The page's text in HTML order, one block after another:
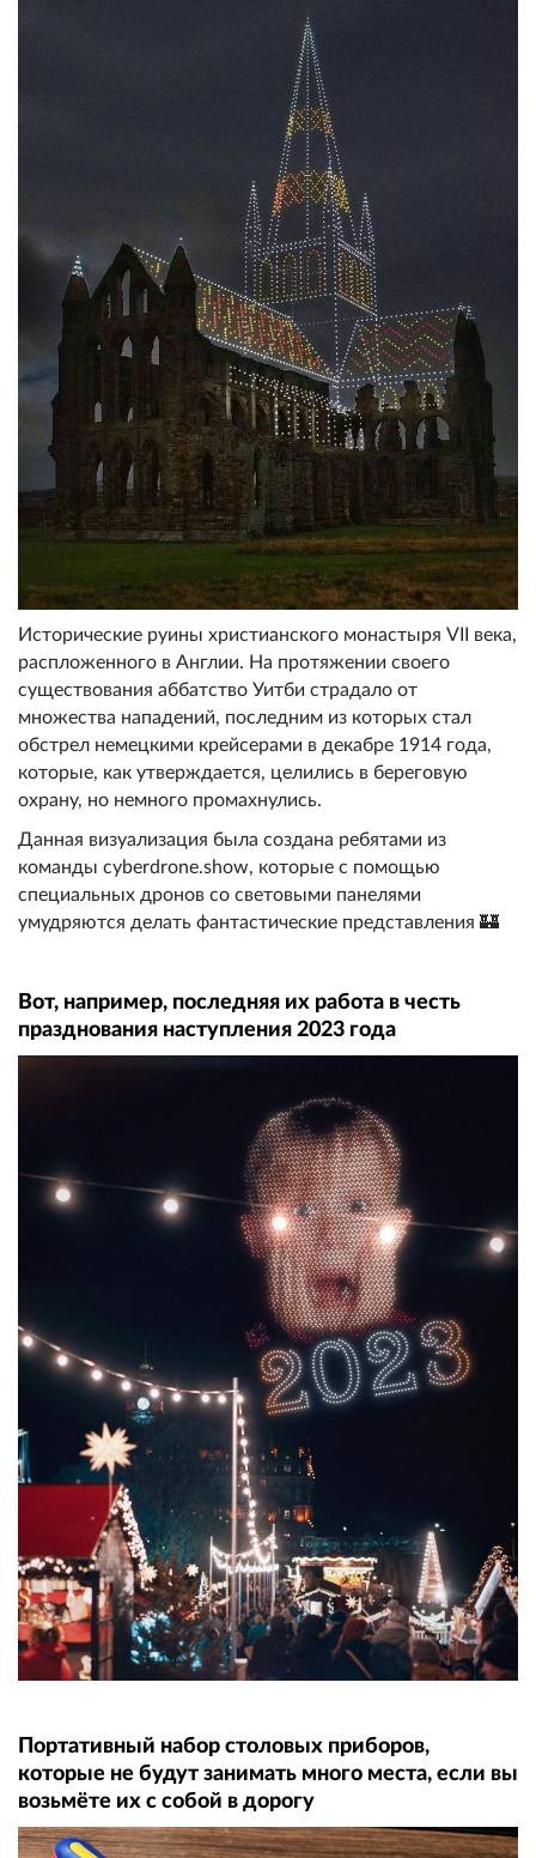
Исторические руины христианского монастыря VII века,
распложенного в Англии. На протяжении своего
существования аббатство Уитби страдало от
множества нападений, последним из которых стал
обстрел немецкими крейсерами в декабре 1914 года,
которые, как утверждается, целились в береговую
охрану, но немного промахнулись.
Данная визуализация была создана ребятами из
команды cyberdrone.show, которые с помощью
специальных дронов со световыми панелями
умудряются делать фантастические представления 🏰
Вот, например, последняя их работа в честь
празднования наступления 2023 года
Портативный набор столовых приборов,
которые не будут занимать много места, если вы
возьмёте их с собой в дорогу